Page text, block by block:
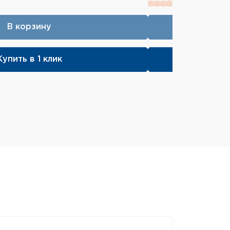
В корзину
в 1 клик